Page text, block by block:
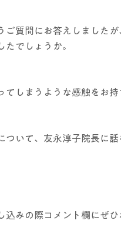
ご質問にお答えしました
たでしょうか。
てしまうような感触をお
いて、友永淳子院長に
みの際コメント欄にぜひ